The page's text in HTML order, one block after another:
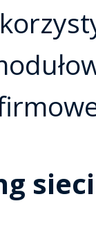
sieci